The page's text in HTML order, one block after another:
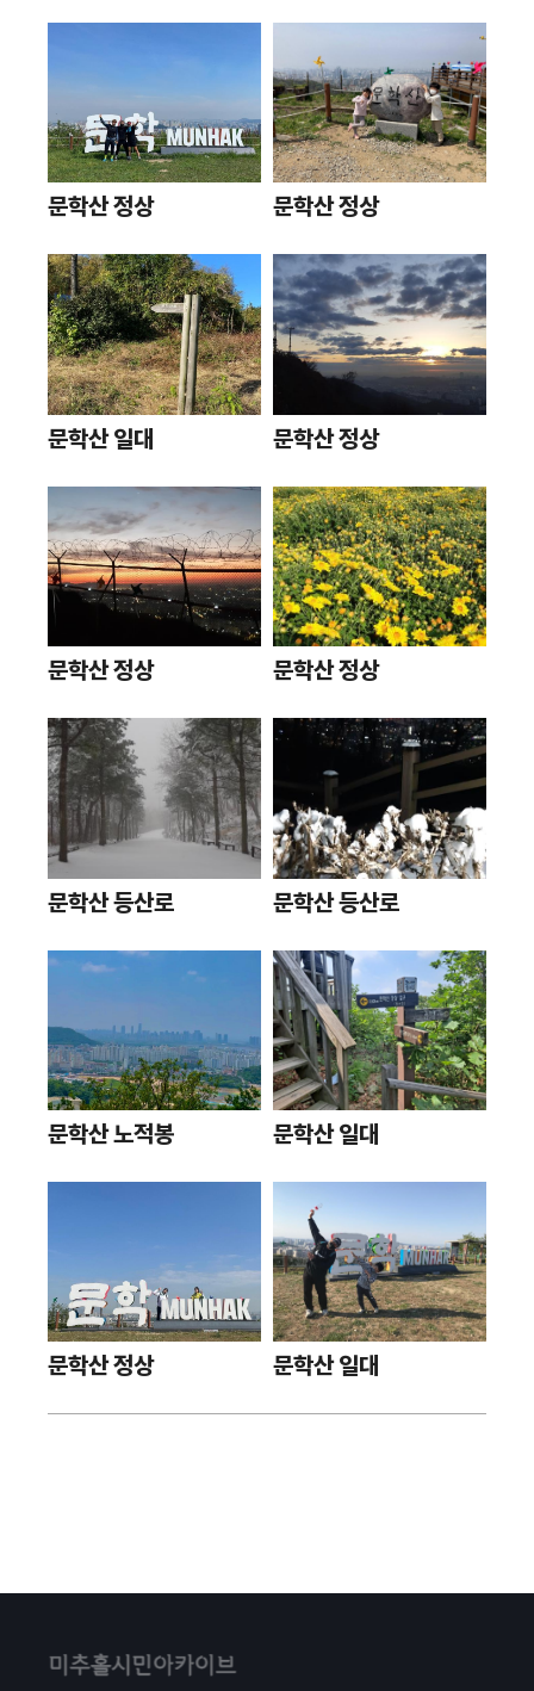
문학산 정상 문학산 정상
문학산 일대 문학산 정상
문학산 정상 문학산 정상
문학산 등산로 문학산 등산로
문학산 노적봉 문학산 일대
문학산 정상 문학산 일대